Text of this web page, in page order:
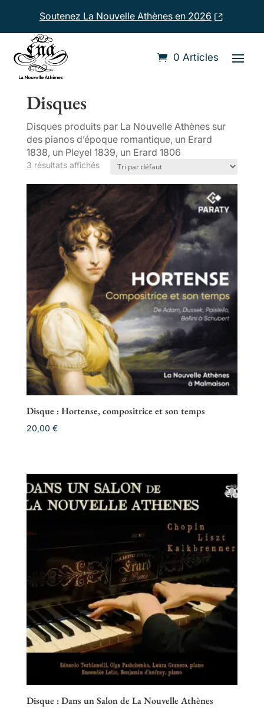
Soutenez La Nouvelle Athènes en 2026
0 Articles
Accueil/ Disques
Disques
Disques produits par La Nouvelle Athènes sur
des pianos d’époque romantique, un Erard
1838, un Pleyel 1839, un Erard 1806
3 résultats affichés
Disque : Hortense, compositrice et son temps
20,00 €
Disque : Dans un Salon de La Nouvelle Athènes